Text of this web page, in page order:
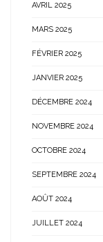
AVRIL 2025
MARS 2025
FÉVRIER 2025
JANVIER 2025
DÉCEMBRE 2024
NOVEMBRE 2024
OCTOBRE 2024
SEPTEMBRE 2024
AOÛT 2024
JUILLET 2024